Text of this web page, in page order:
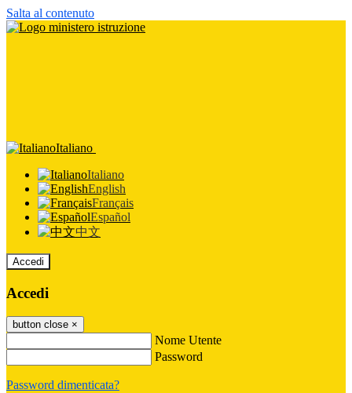
Salta al contenuto
Italiano
Italiano
English
Français
Español
中文
Accedi
Accedi
button close ×
Nome Utente
Password
Password dimenticata?